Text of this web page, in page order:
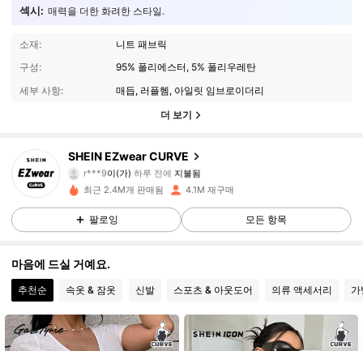
섹시: 매력을 더한 화려한 스타일.
소재:
니트 패브릭
구성:
95% 폴리에스터, 5% 폴리우레탄
세부 사항:
매듭, 러플헴, 아일릿 임브로이더리
더 보기
SHEIN EZwear CURVE
4.90
398K 팔로워
r***9이(가) 하루 전에 지불됨
n***r다음10분 전에
4.90
4.90 398K 팔로워
4.90 398K 팔로워
최근 2.4M개 판매됨 4.1M 재구매
팔로잉 모든 항목
마음에 드실 거예요.
추천순 속옷 & 잠옷 신발 스포츠 & 아웃도어 의류 액세서리